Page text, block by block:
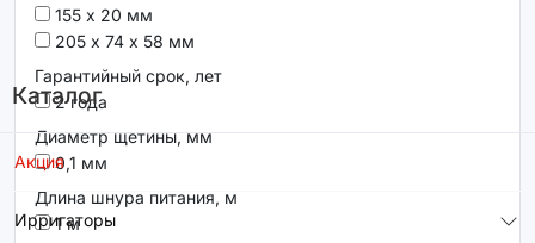
Каталог
Акция
Ирригаторы
155 х 20 мм
205 х 74 х 58 мм
Гарантийный срок, лет
2 года
Диаметр щетины, мм
0,1 мм
Длина шнура питания, м
1 м